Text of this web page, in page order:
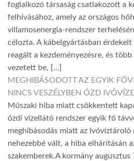
foglalkozó társaság csatlakozott a
felhívásához, amely az országos
villamosenergia-rendszer
célozta. A kábelgyártásban érdekelt
reagált a kezdeményezésre, és
vezetett be, […]
MEGHIBÁSODOTT AZ EGYIK
NINCS VESZÉLYBEN ÓZD
Műszaki hiba miatt csökkentett
ózdi vízellátó rendszer egyik fő
meghibásodás miatt az
nehezebbé vált, a hiba elhárításán
szakemberek.A kormány augusztus